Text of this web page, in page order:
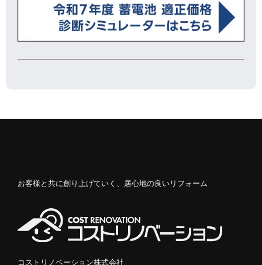
お客様と共に創り上げていく、居心地の良いリフォーム
コストリノベーション株式会社